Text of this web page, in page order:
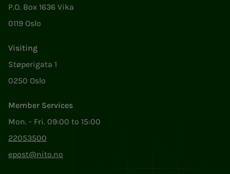
P.O. Box 1636 Vika
0119 Oslo
Visiting
Støperigata 1
0250 Oslo
Member Services
Mon. - Fri. 09:00 to 15:00
22053500
epost@nito.no